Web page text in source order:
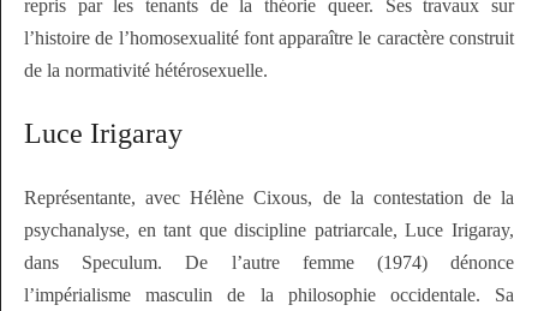
repris par les tenants de la théorie queer. Ses travaux sur
l’histoire de l’homosexualité font apparaître le caractère construit
de la normativité hétérosexuelle.
Luce Irigaray
Représentante, avec Hélène Cixous, de la contestation de la
psychanalyse, en tant que discipline patriarcale, Luce Irigaray,
dans Speculum. De l’autre femme(1974) dénonce
l’impérialisme masculin de la philosophie occidentale. Sa